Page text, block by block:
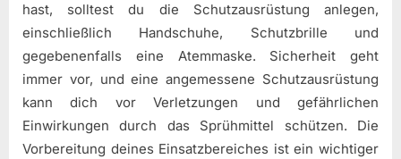
hast, solltest du die Schutzausrüstung anlegen,
einschließlich Handschuhe, Schutzbrille und
gegebenenfalls eine Atemmaske. Sicherheit geht
immer vor, und eine angemessene Schutzausrüstung
kann dich vor Verletzungen und gefährlichen
Einwirkungen durch das Sprühmittel schützen. Die
Vorbereitung deines Einsatzbereiches ist ein wichtiger